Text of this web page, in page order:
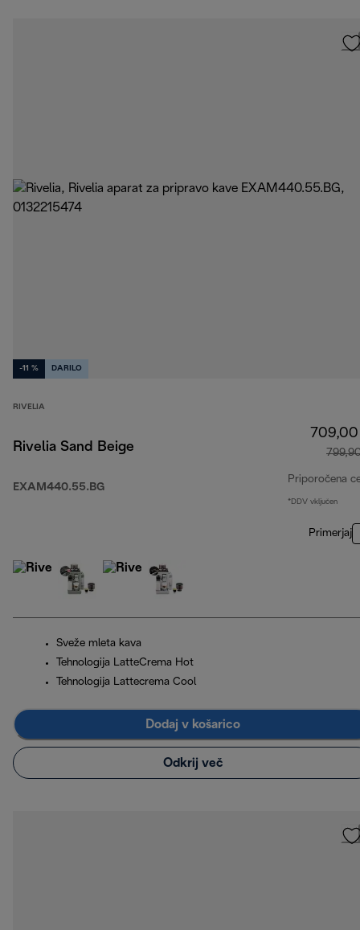
-11 % DARILO
RIVELIA
Rivelia Sand Beige
EXAM440.55.BG
Priporočena
*DDV vključen
Primerjaj
Sveže mleta kava
Tehnologija LatteCrema Hot
Tehnologija Lattecrema Cool
Dodaj v košarico
Odkrij več